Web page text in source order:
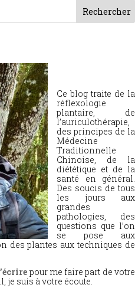
Ce blog traite de la
réflexologie
plantaire, de
l’auriculothérapie,
des principes de la
Médecine
Traditionnelle
Chinoise, de la
diététique et de la
santé en général.
Des soucis de tous
les jours aux
grandes
pathologies, des
questions que l’on
se pose aux
des plantes aux techniques de
pour me faire part de votre
je suis à votre écoute.